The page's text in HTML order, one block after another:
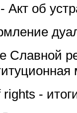
Акт об
Славной
rights -